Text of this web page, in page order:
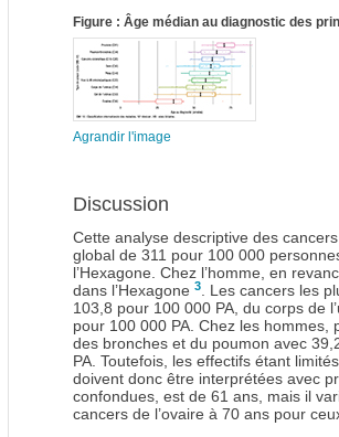
Figure : Âge médian au diagnostic des
Agrandir l'image
Discussion
Cette analyse descriptive des
global de 311 pour 100 000
l’Hexagone. Chez l’homme, en
dans l’Hexagone 3
. Les cancers les
103,8 pour 100 000 PA, du corps de
pour 100 000 PA. Chez les
des bronches et du poumon avec
PA. Toutefois, les effectifs étant
doivent donc être interprétées avec
confondues, est de 61 ans, mais il
cancers de l’ovaire à 70 ans pour